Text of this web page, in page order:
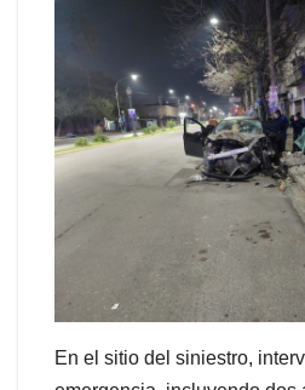
En el sitio del siniestro,